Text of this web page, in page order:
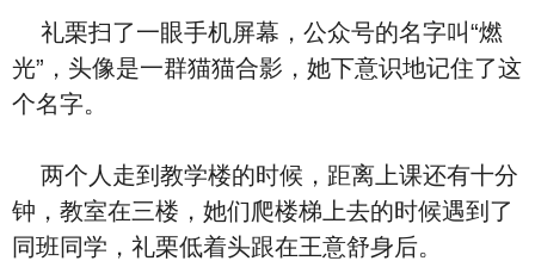
礼栗扫了一眼手机屏幕，公众号的名字叫“燃
光”，头像是一群猫猫合影，她下意识地记住了这
个名字。
两个人走到教学楼的时候，距离上课还有十分
钟，教室在三楼，她们爬楼梯上去的时候遇到了
同班同学，礼栗低着头跟在王意舒身后。